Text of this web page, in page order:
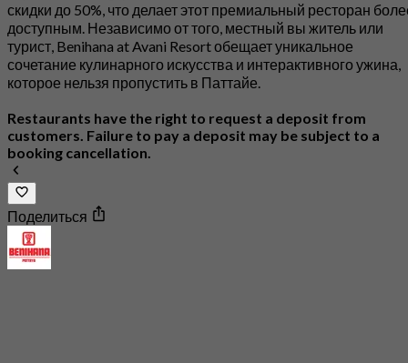
скидки до 50%, что делает этот премиальный ресторан
доступным. Независимо от того, местный вы житель или
турист, Benihana at Avani Resort обещает уникальное
сочетание кулинарного искусства и интерактивного ужина,
которое нельзя пропустить в Паттайе.
Restaurants have the right to request a deposit from
customers. Failure to pay a deposit may be subject to a
booking cancellation.
Поделиться